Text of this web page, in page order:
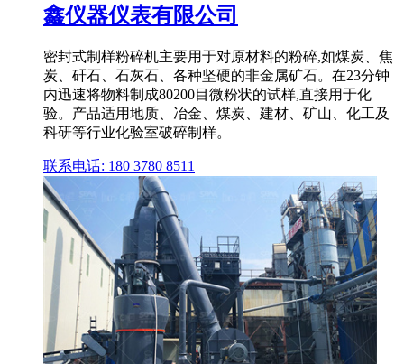
鑫仪器仪表有限公司
密封式制样粉碎机主要用于对原材料的粉碎,如煤炭、焦
炭、矸石、石灰石、各种坚硬的非金属矿石。在23分钟
内迅速将物料制成80200目微粉状的试样,直接用于化
验。产品适用地质、冶金、煤炭、建材、矿山、化工及
科研等行业化验室破碎制样。
联系电话: 180 3780 8511